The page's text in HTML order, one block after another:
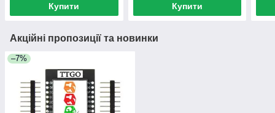
Купити Купити
Акційні пропозиції та новинки
–7%